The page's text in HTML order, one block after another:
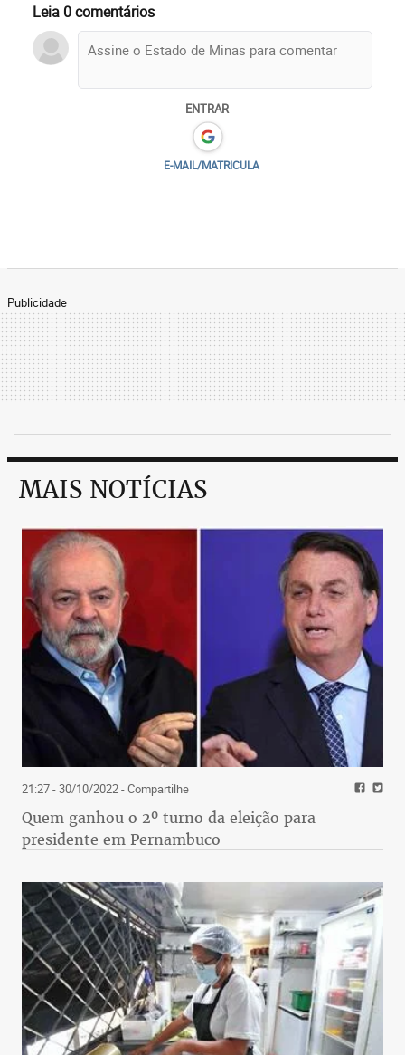
Leia 0 comentários
ENTRAR
E-MAIL/MATRICULA
Publicidade
MAIS NOTÍCIAS
21:27 - 30/10/2022- Compartilhe
Quem ganhou o 2º turno da eleição para
presidente em Pernambuco